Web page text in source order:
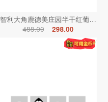
智利大角鹿德美庄园半干红葡萄酒
488.00
298.00